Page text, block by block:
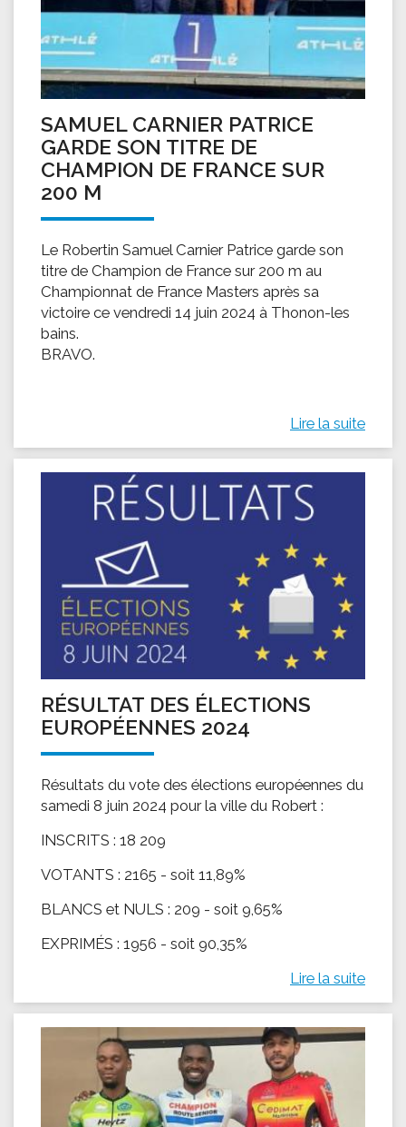
SAMUEL CARNIER PATRICE
GARDE SON TITRE DE
CHAMPION DE FRANCE SUR
200 M
Le Robertin Samuel Carnier Patrice garde son
titre de Champion de France sur 200 m au
Championnat de France Masters après sa
victoire ce vendredi 14 juin 2024 à Thonon-les
bains.
BRAVO.
Lire la suite
RÉSULTAT DES ÉLECTIONS
EUROPÉENNES 2024
Résultats du vote des élections européennes du
samedi 8 juin 2024 pour la ville du Robert :
INSCRITS : 18 209
VOTANTS : 2165 - soit 11,89%
BLANCS et NULS : 209 - soit 9,65%
EXPRIMÉS : 1956 - soit 90,35%
Lire la suite